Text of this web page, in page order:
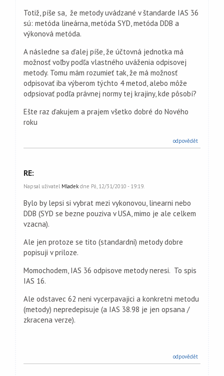
Totiž, píše sa, že metody uvádzané v štandarde IAS 36
sú: metóda lineárna, metóda SYD, metóda DDB a
výkonová metóda.
A následne sa ďalej píše, že účtovná jednotka má
možnosť voľby podľa vlastného uváženia odpisovej
metody. Tomu mám rozumieť tak, že má možnosť
odpisovať iba výberom týchto 4 metod, alebo môže
odpsiovať podľa právnej normy tej krajiny, kde pôsobí?
Ešte raz ďakujem a prajem všetko dobré do Nového
roku
odpovědět
RE:
Napsal uživatel Mladek dne Pá, 12/31/2010 - 19:19.
Bylo by lepsi si vybrat mezi vykonovou, linearni nebo
DDB (SYD se bezne pouziva v USA, mimo je ale celkem
vzacna).
Ale jen protoze se tito (standardni) metody dobre
popisuji v priloze.
Momochodem, IAS 36 odpisove metody neresi. To spis
IAS 16.
Ale odstavec 62 neni vycerpavajici a konkretni metodu
(metody) nepredepisuje (a IAS 38.98 je jen opsana /
zkracena verze).
odpovědět